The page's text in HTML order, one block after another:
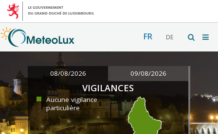
FR DE
08/08/2026 09/08/2026
VIGILANCES
Aucune vigilance
particulière